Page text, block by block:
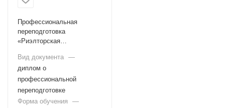
Профессиональная
переподготовка
«Риэлторская
Вид документа —
диплом о
профессиональной
переподготовке
Форма обучения
—